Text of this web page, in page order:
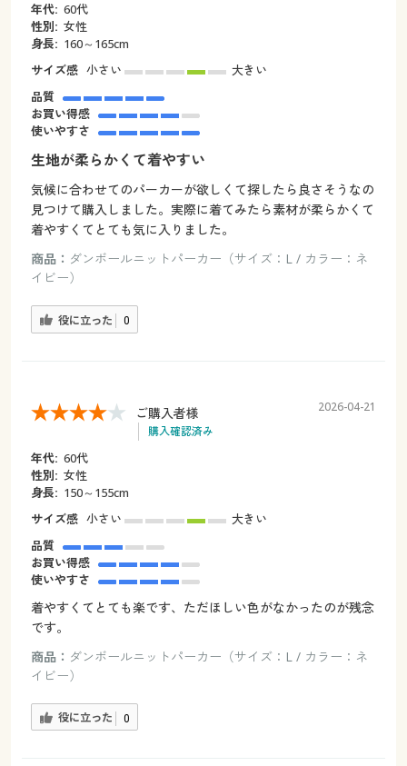
年代: 60代
性別: 女性
身長: 160～165cm
サイズ感 小さい
大きい
品質
お買い得感
使いやすさ
生地が柔らかくて着やすい
気候に合わせてのパーカーが欲しくて探したら良さそうなの
見つけて購入しました。実際に着てみたら素材が柔らかくて
着やすくてとても気に入りました。
商品： ダンボールニットパーカー（サイズ：L / カラー：ネ
イビー）
役に立った 0
ご購入者様
購入確認済み
2026-04-21
年代: 60代
性別: 女性
身長: 150～155cm
サイズ感 小さい
大きい
品質
お買い得感
使いやすさ
着やすくてとても楽です、ただほしい色がなかったのが残念
です。
商品： ダンボールニットパーカー（サイズ：L / カラー：ネ
イビー）
役に立った 0